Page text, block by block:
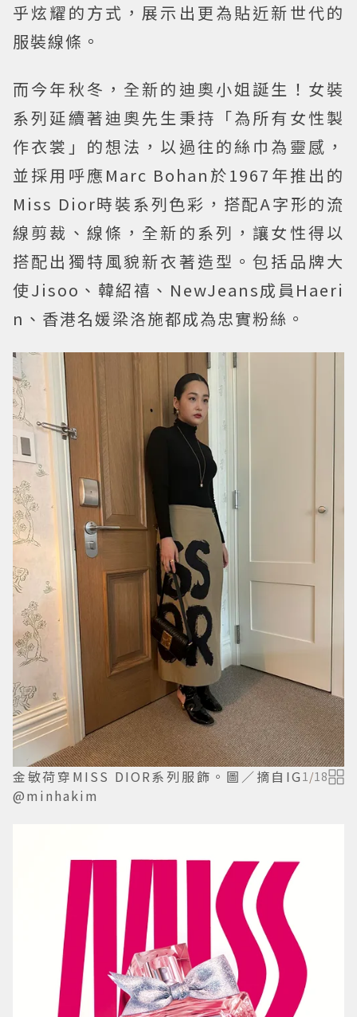
乎炫耀的方式，展示出更為貼近新世代的
服裝線條。
而今年秋冬，全新的迪奧小姐誕生！女裝
系列延續著迪奧先生秉持「為所有女性製
作衣裳」的想法，以過往的絲巾為靈感，
並採用呼應Marc Bohan於1967年推出的
Miss Dior時裝系列色彩，搭配A字形的流
線剪裁、線條，全新的系列，讓女性得以
搭配出獨特風貌新衣著造型。包括品牌大
使Jisoo、韓紹禧、NewJeans成員Haeri
n、香港名媛梁洛施都成為忠實粉絲。
金敏荷穿MISS DIOR系列服飾。圖／摘自IG
@minhakim
1/18